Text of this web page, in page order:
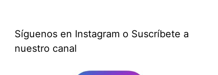
Síguenos en Instagram o Suscríbete a
nuestro canal